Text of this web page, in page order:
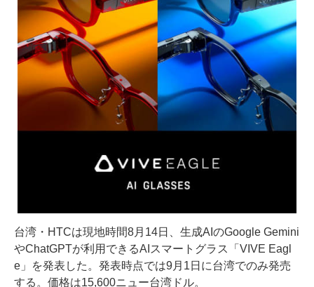
台湾・HTCは現地時間8月14日、生成AIのGoogle Gemini
やChatGPTが利用できるAIスマートグラス「VIVE Eagl
e」を発表した。発表時点では9月1日に台湾でのみ発売
する。価格は15,600ニュー台湾ドル。